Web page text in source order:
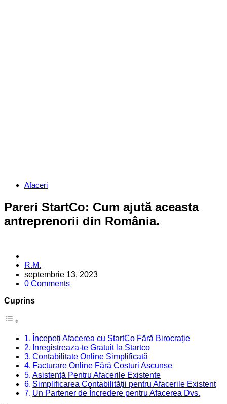
Categories
Afaceri
Pareri StartCo: Cum ajută aceasta
antreprenorii din România.
Posted
by
R.M.
septembrie 13, 2023
0 Comments
Cuprins
Începeți Afacerea cu StartCo Fără Birocrație
Inregistreaza-te Gratuit la Startco
Contabilitate Online Simplificată
Facturare Online Fără Costuri Ascunse
Asistență Pentru Afacerile Existente
Simplificarea Contabilității pentru Afacerile Existent
Un Partener de Încredere pentru Afacerea Dvs.